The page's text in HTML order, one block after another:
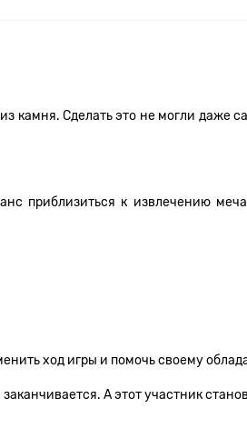
камня. Сделать это не могли
приблизиться к извлечению
ход игры и помочь своему
А этот участник